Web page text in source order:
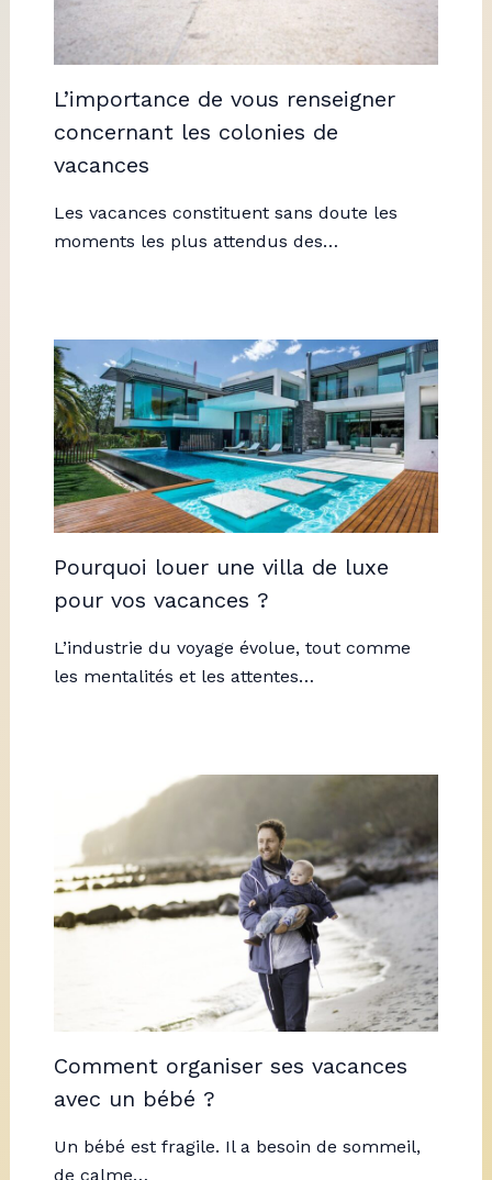
L’importance de vous renseigner
concernant les colonies de
vacances
Les vacances constituent sans doute les
moments les plus attendus des…
Pourquoi louer une villa de luxe
pour vos vacances ?
L’industrie du voyage évolue, tout comme
les mentalités et les attentes…
Comment organiser ses vacances
avec un bébé ?
Un bébé est fragile. Il a besoin de sommeil,
de calme…